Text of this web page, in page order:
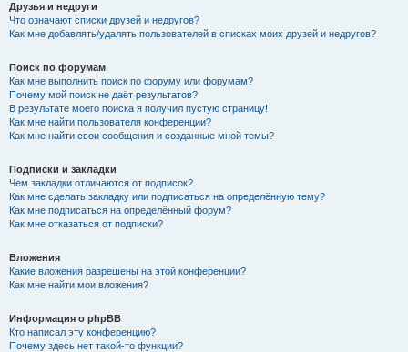
Друзья и недруги
Что означают списки друзей и недругов?
Как мне добавлять/удалять пользователей в списках моих друзей и недругов?
Поиск по форумам
Как мне выполнить поиск по форуму или форумам?
Почему мой поиск не даёт результатов?
В результате моего поиска я получил пустую страницу!
Как мне найти пользователя конференции?
Как мне найти свои сообщения и созданные мной темы?
Подписки и закладки
Чем закладки отличаются от подписок?
Как мне сделать закладку или подписаться на определённую тему?
Как мне подписаться на определённый форум?
Как мне отказаться от подписки?
Вложения
Какие вложения разрешены на этой конференции?
Как мне найти мои вложения?
Информация о phpBB
Кто написал эту конференцию?
Почему здесь нет такой-то функции?